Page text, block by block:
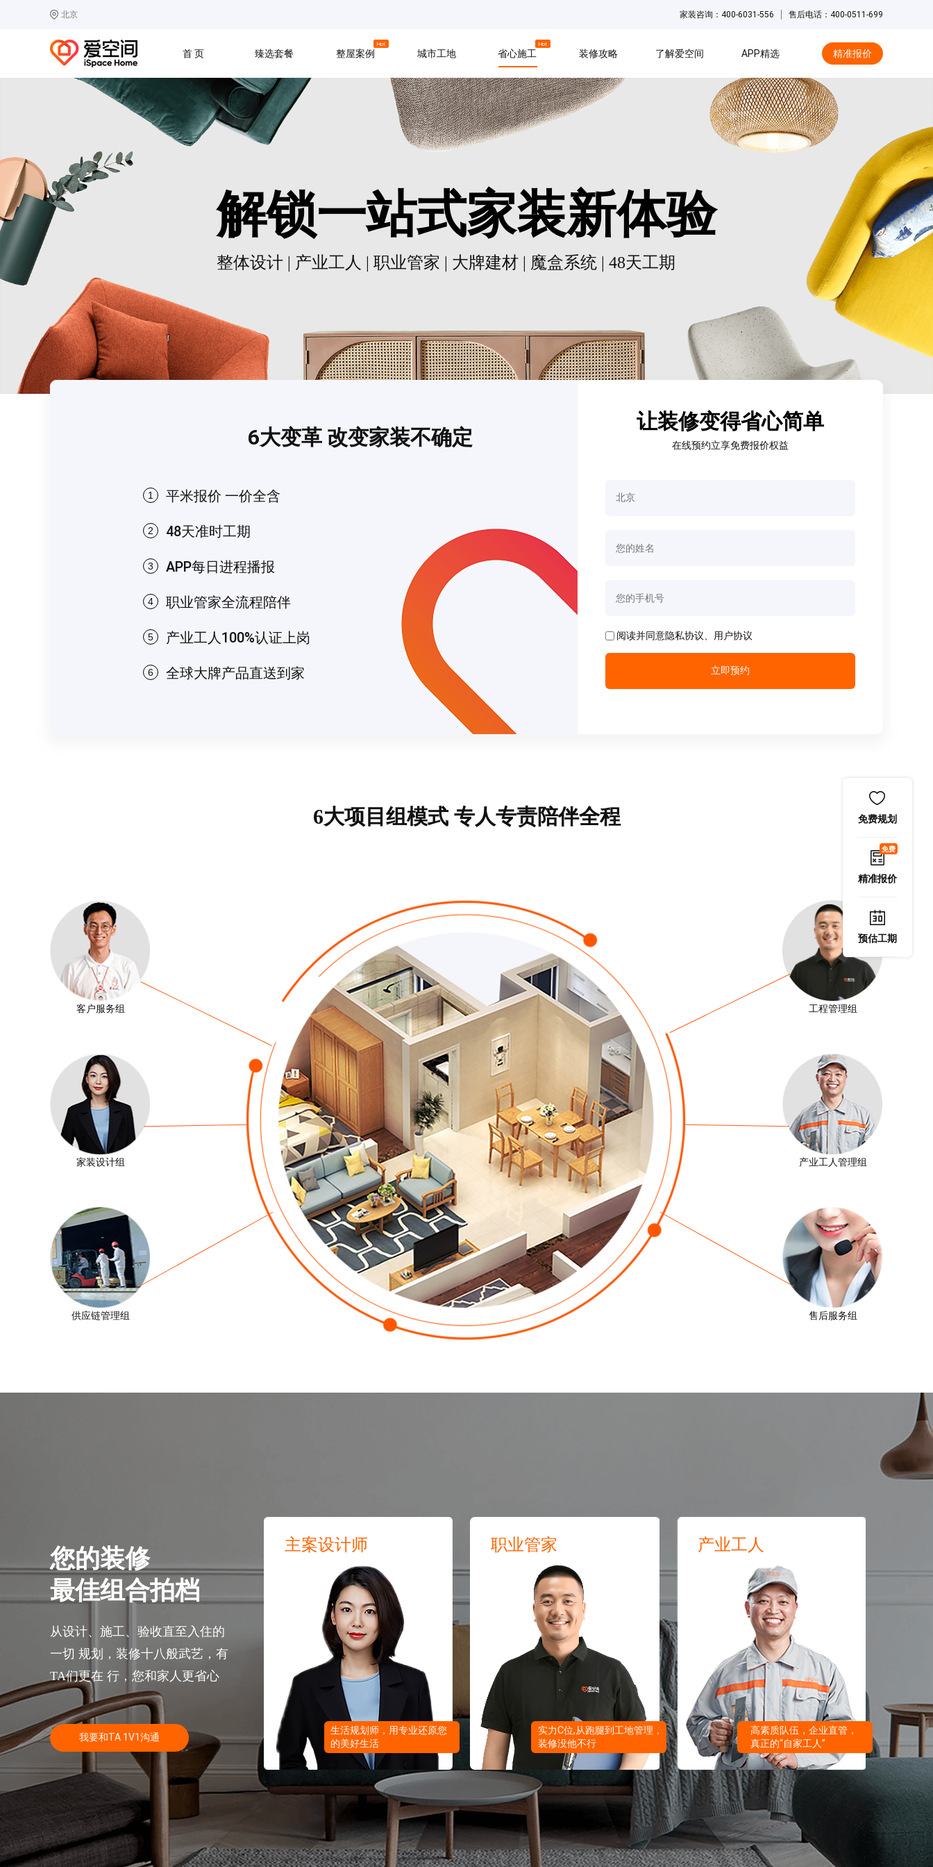
北京
其他城市 J
上海
T 天津 太原
Z
家装咨询：400-6031-556 售后电话：400-0511-699
首 页 臻选套餐 整屋案例
Hot
城市工地 省心施工
Hot
装修攻略
合同
水电
木工
软装 入住
了解爱空间 APP精选 精准报价
解锁一站式家装新体验
整体设计 | 产业工人 | 职业管家 | 大牌建材 | 魔盒系统 | 48天工期
6大变革 改变家装不确定
1 平米报价 一价全含
2 48天准时工期
3 APP每日进程播报
4 职业管家全流程陪伴
5 产业工人100%认证上岗
6 全球大牌产品直送到家
让装修变得省心简单
在线预约立享免费报价权益
阅读并同意隐私协议 用户协议
立即预约
6大项目组模式 专人专责陪伴全程
客户服务组
家装设计组
供应链管理组
工程管理组
产业工人管理组
售后服务组
您的装修
最佳组合拍档
从设计、施工、验收直至入住的
一切 规划，装修十八般武艺，有
TA们更在 行，您和家人更省心
我要和TA 1V1沟通
主案设计师
生活规划师，用专业还原您
的美好生活
职业管家
实力C位,从跑腿到工地管理，
装修没他不行
产业工人
高素质队伍，企业直管，
真正的“自家工人”
测试我家风格 预估我家工期
预估装修报价 1v1咨询设计师
免费规划
免费
精准报价
预估工期